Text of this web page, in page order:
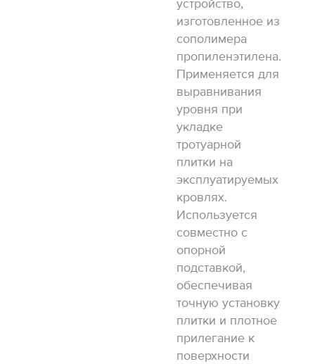
устройство,
изготовленное из
сополимера
пропиленэтилена.
Применяется для
выравнивания
уровня при
укладке
тротуарной
плитки на
эксплуатируемых
кровлях.
Используется
совместно с
опорной
подставкой,
обеспечивая
точную установку
плитки и плотное
прилегание к
поверхности